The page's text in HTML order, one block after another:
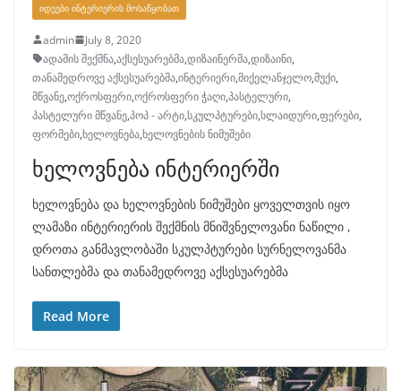
ᲘᲓᲔᲔᲑᲘ ᲘᲜᲢᲔᲠᲘᲔᲠᲘᲡ ᲛᲝᲡᲐᲬᲧᲝᲑᲐᲗ
admin
July 8, 2020
ადამის შექმნა,აქსესუარებმა,დიზაინერმა,დიზაინი,
თანამედროვე აქსესუარებმა,ინტერიერი,მიქელანჯელო,მუქი,
მწვანე,ოქროსფერი,ოქროსფერი ჭაღი,პასტელური,
პასტელური მწვანე,პოპ - არტი,სკულპტურები,სლაიდური,ფერები,
ფორმები,ხელოვნება,ხელოვნების ნიმუშები
ხელოვნება ინტერიერში
ხელოვნება და ხელოვნების ნიმუშები ყოველთვის იყო
ლამაზი ინტერიერის შექმნის მნიშვნელოვანი ნაწილი ,
დროთა განმავლობაში სკულპტურები სურნელოვანმა
სანთლებმა და თანამედროვე აქსესუარებმა
Read More